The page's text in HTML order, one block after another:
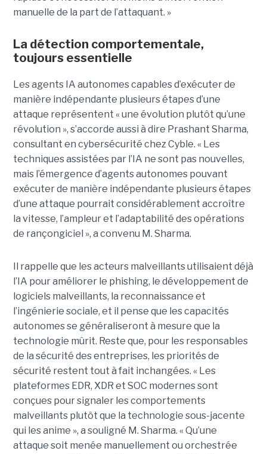
manuelle de la part de l’attaquant. »
La détection comportementale,
toujours essentielle
Les agents IA autonomes capables d’exécuter de
manière indépendante plusieurs étapes d’une
attaque représentent « une évolution plutôt qu’une
révolution », s’accorde aussi à dire Prashant Sharma,
consultant en cybersécurité chez Cyble. « Les
techniques assistées par l’IA ne sont pas nouvelles,
mais l’émergence d’agents autonomes pouvant
exécuter de manière indépendante plusieurs étapes
d’une attaque pourrait considérablement accroître
la vitesse, l’ampleur et l’adaptabilité des opérations
de rançongiciel », a convenu M. Sharma.
Il rappelle que les acteurs malveillants utilisaient déjà
l’IA pour améliorer le phishing, le développement de
logiciels malveillants, la reconnaissance et
l’ingénierie sociale, et il pense que les capacités
autonomes se généraliseront à mesure que la
technologie mûrit. Reste que, pour les responsables
de la sécurité des entreprises, les priorités de
sécurité restent tout à fait inchangées. « Les
plateformes EDR, XDR et SOC modernes sont
conçues pour signaler les comportements
malveillants plutôt que la technologie sous-jacente
qui les anime », a souligné M. Sharma. « Qu’une
attaque soit menée manuellement ou orchestrée